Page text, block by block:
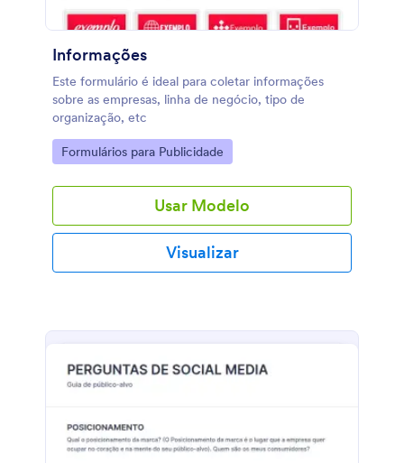
Informações
Este formulário é ideal para coletar informações
sobre as empresas, linha de negócio, tipo de
organização, etc
Go to Category:
Formulários para Publicidade
Usar Modelo
Visualizar